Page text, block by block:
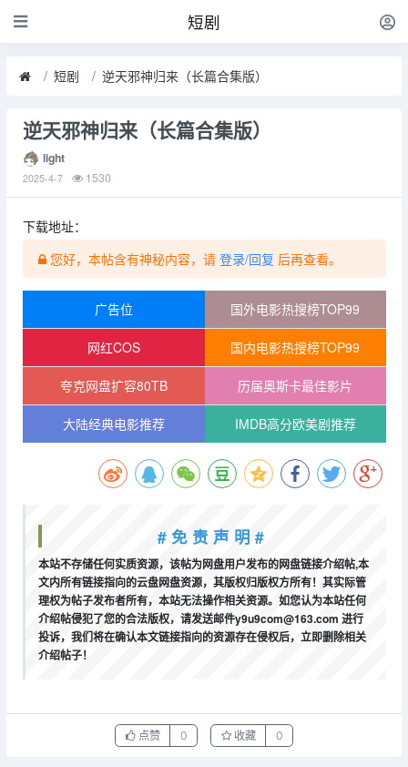
短剧
短剧 逆天邪神归来（长篇合集版）
逆天邪神归来（长篇合集版）
light
2025-4-7 1530
下载地址：
您好，本帖含有神秘内容，请 登录/回复 后再查看。
广告位 国外电影热搜榜TOP99
网红COS 国内电影热搜榜TOP99
夸克网盘扩容80TB 历届奥斯卡最佳影片
大陆经典电影推荐 IMDB高分欧美剧推荐
# 免 责 声 明 #
本站不存储任何实质资源，该帖为网盘用户发布的网盘链接介绍帖,本
文内所有链接指向的云盘网盘资源，其版权归版权方所有！其实际管
理权为帖子发布者所有，本站无法操作相关资源。如您认为本站任何
介绍帖侵犯了您的合法版权，请发送邮件y9u9com@163.com 进行
投诉，我们将在确认本文链接指向的资源存在侵权后，立即删除相关
介绍帖子！
点赞 0 收藏 0